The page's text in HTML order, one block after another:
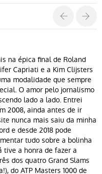
na épica final de Roland
Capriati e a Kim Clijsters
modalidade que sempre
O amor pelo jornalismo
lado a lado. Entrei
2008, ainda antes de ir
nunca mais saiu da minha
e desde 2018 pode
tudo sobre a bolinha
tive a honra de fazer a
dos quatro Grand Slams
do ATP Masters 1000 de